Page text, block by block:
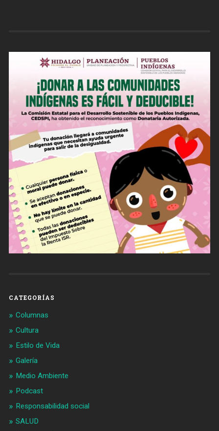
CATEGORÍAS
Columnas
Cultura
Estilo de Vida
Galería
Medio Ambiente
Podcast
Responsabilidad social
SALUD